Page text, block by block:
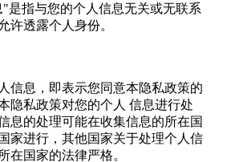
是指与您的个人信息无关或无联系
许透露个人身份。
信息，即表示您同意本隐私政策的
隐私政策对您的个人 信息进行处
息的处理可能在收集信息的所在国
家进行，其他国家关于处理个人信
在国家的法律严格。